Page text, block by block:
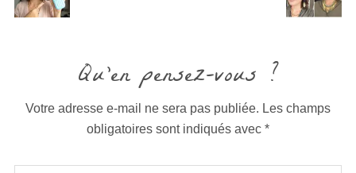
Qu'en pensez-vous ?
Votre adresse e-mail ne sera pas publiée. Les champs
obligatoires sont indiqués avec *